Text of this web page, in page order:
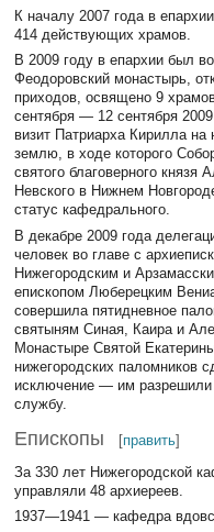
К началу 2007 года в
414 действующих храмов.
В 2009 году в епархии был
Феодоровский монастырь,
приходов, освящено 9
сентября — 12 сентября
визит Патриарха Кирилла на
землю, в ходе которого
святого благоверного князя
Невского в Нижнем
статус кафедрального.
В декабре 2009 года
человек во главе с
Нижегородским и
епископом Люберецким
совершила пятидневное
святыням Синая, Каира и
Монастыре Святой
нижегородских паломников
исключение — им разрешили
службу.
Епископы [править]
За 330 лет Нижегородской
управляли 48 архиереев.
1937—1941 — кафедра